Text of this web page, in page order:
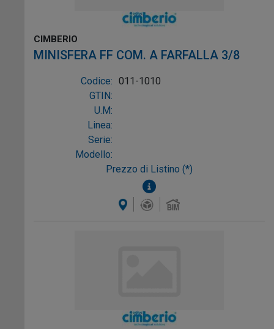
CIMBERIO
MINISFERA FF COM. A FARFALLA 3/8
Codice: 011-1010
GTIN:
U.M:
Linea:
Serie:
Modello:
Prezzo di Listino (*)